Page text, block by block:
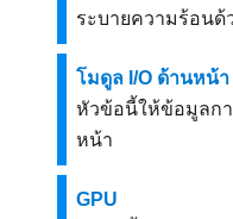
ระบายความร้อนด้
โมดูล I/O ด้านหน้า
หัวข้อนี้ให้ข้อมูลกา
หน้า
GPU